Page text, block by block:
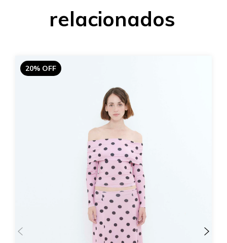
relacionados
20% OFF